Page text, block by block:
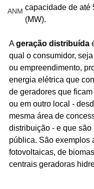
ANM capacidade de até
(MW).
A geração distribuída
qual o consumidor,
ou empreendimento,
energia elétrica que
de geradores que
ou em outro local -
mesma área de
distribuição - e que
pública. São exemplos
fotovoltaicas, de
centrais geradoras